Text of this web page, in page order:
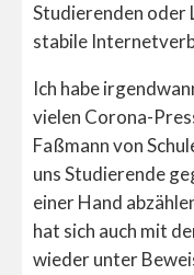
Studierenden oder
stabile
Ich habe
vielen Corona-
Faßmann von
uns Studierende
einer Hand
hat sich auch mit
wieder unter